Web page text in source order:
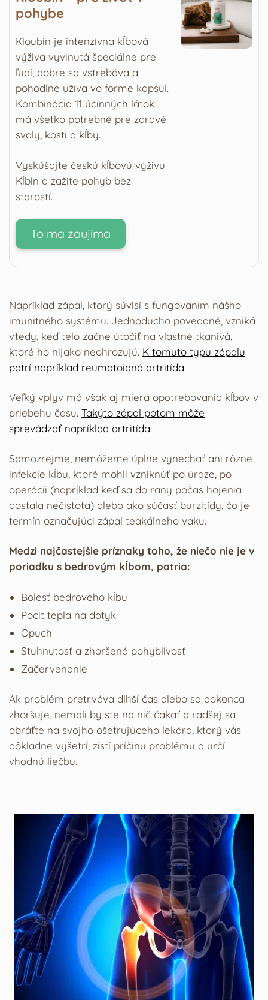
pohybe
Kloubin je intenzívna kĺbová
výživa vyvinutá špeciálne pre
ľudí, dobre sa vstrebáva a
pohodlne užíva vo forme kapsúl.
Kombinácia 11 účinných látok
má všetko potrebné pre zdravé
svaly, kosti a kĺby.
Vyskúšajte českú kĺbovú výživu
Kĺbin a zažite pohyb bez
starostí.
To ma zaujíma
Napríklad zápal, ktorý súvisí s fungovaním nášho
imunitného systému. Jednoducho povedané, vzniká
vtedy, keď telo začne útočiť na vlastné tkanivá,
ktoré ho nijako neohrozujú. K tomuto typu zápalu
patrí napríklad reumatoidná artritída.
Veľký vplyv má však aj miera opotrebovania kĺbov v
priebehu času. Takýto zápal potom môže
sprevádzať napríklad artritída.
Samozrejme, nemôžeme úplne vynechať ani rôzne
infekcie kĺbu, ktoré mohli vzniknúť po úraze, po
operácii (napríklad keď sa do rany počas hojenia
dostala nečistota) alebo ako súčasť burzitídy, čo je
termín označujúci zápal teakálneho vaku.
Medzi najčastejšie príznaky toho, že niečo nie je v
poriadku s bedrovým kĺbom, patria:
Bolesť bedrového kĺbu
Pocit tepla na dotyk
Opuch
Stuhnutosť a zhoršená pohyblivosť
Začervenanie
Ak problém pretrváva dlhší čas alebo sa dokonca
zhoršuje, nemali by ste na nič čakať a radšej sa
obráťte na svojho ošetrujúceho lekára, ktorý vás
dôkladne vyšetrí, zistí príčinu problému a určí
vhodnú liečbu.